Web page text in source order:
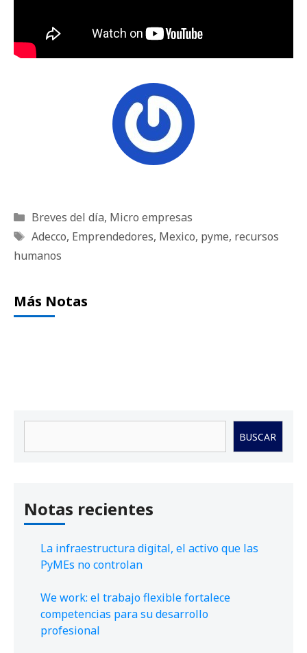
Categorías
Breves del día, Micro empresas
Etiquetas
Adecco, Emprendedores, Mexico, pyme, recursos
humanos
Más Notas
BUSCAR
Notas recientes
La infraestructura digital, el activo que las
PyMEs no controlan
We work: el trabajo flexible fortalece
competencias para su desarrollo
profesional